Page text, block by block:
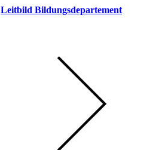
Leitbild Bildungsdepartement